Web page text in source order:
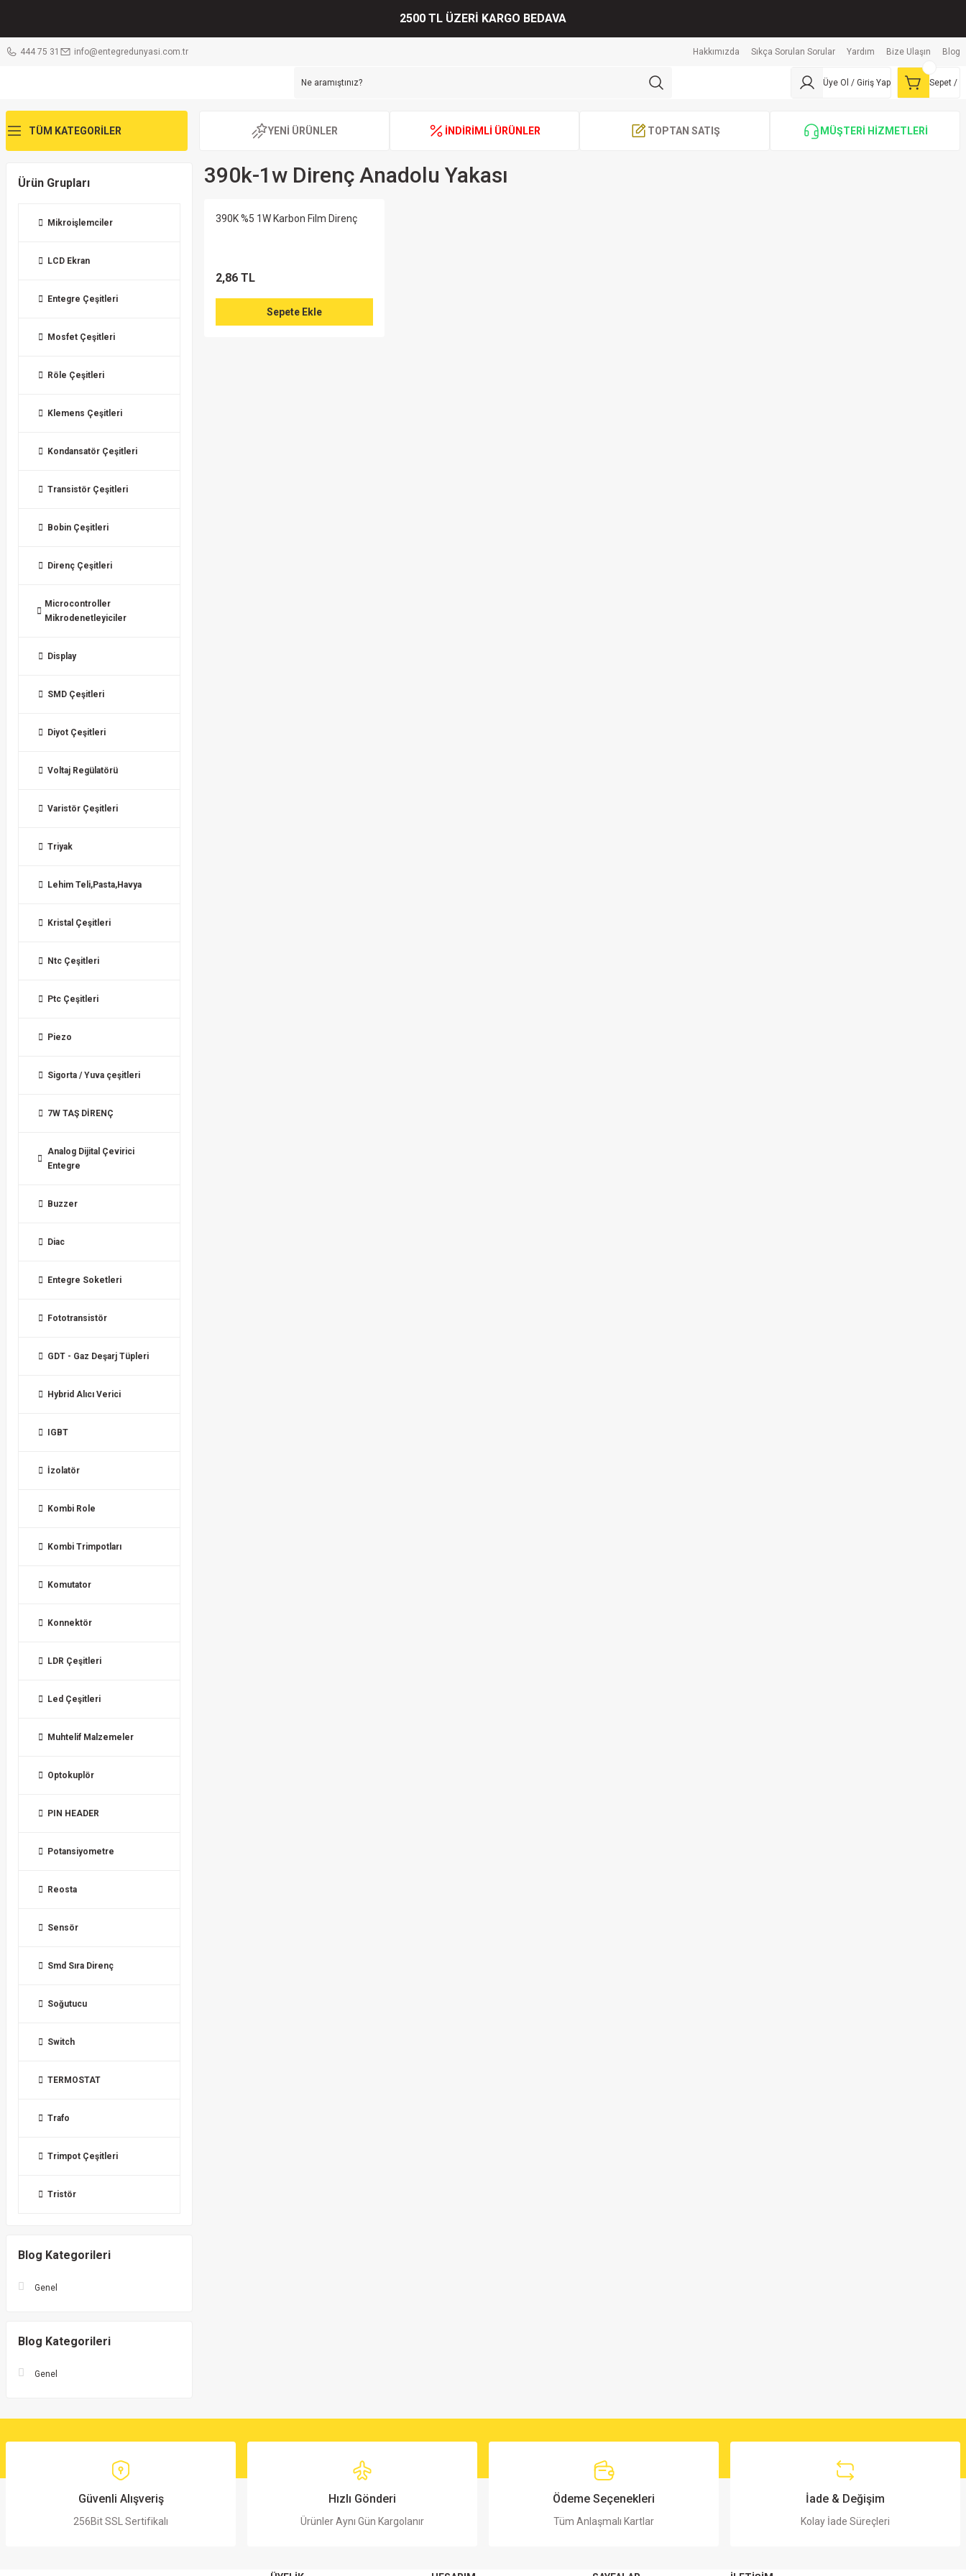
2500 TL ÜZERİ KARGO BEDAVA
444 75 31 info@entegredunyasi.com.tr Hakkımızda Sıkça Sorulan Sorular Yardım Bize Ulaşın Blog
Üye Ol / Giriş Yap Sepet /
TÜM KATEGORİLER YENİ ÜRÜNLER İNDİRİMLİ ÜRÜNLER TOPTAN SATIŞ MÜŞTERİ HİZMETLERİ
Ürün Grupları
Mikroişlemciler
LCD Ekran
Entegre Çeşitleri
Mosfet Çeşitleri
Röle Çeşitleri
Klemens Çeşitleri
Kondansatör Çeşitleri
Transistör Çeşitleri
Bobin Çeşitleri
Direnç Çeşitleri
Microcontroller
Mikrodenetleyiciler
Display
SMD Çeşitleri
Diyot Çeşitleri
Voltaj Regülatörü
Varistör Çeşitleri
Triyak
Lehim Teli,Pasta,Havya
Kristal Çeşitleri
Ntc Çeşitleri
Ptc Çeşitleri
Piezo
Sigorta / Yuva çeşitleri
7W TAŞ DİRENÇ
Analog Dijital Çevirici
Entegre
Buzzer
Diac
Entegre Soketleri
Fototransistör
GDT - Gaz Deşarj Tüpleri
Hybrid Alıcı Verici
IGBT
İzolatör
Kombi Role
Kombi Trimpotları
Komutator
Konnektör
LDR Çeşitleri
Led Çeşitleri
Muhtelif Malzemeler
Optokuplör
PIN HEADER
Potansiyometre
Reosta
Sensör
Smd Sıra Direnç
Soğutucu
Switch
TERMOSTAT
Trafo
Trimpot Çeşitleri
Tristör
Blog Kategorileri
Genel
Blog Kategorileri
Genel
390k-1w Direnç Anadolu Yakası
390K %5 1W Karbon Film Direnç
2,86 TL
Sepete Ekle
Güvenli Alışveriş
256Bit SSL Sertifikalı
Hızlı Gönderi
Ürünler Aynı Gün Kargolanır
Ödeme Seçenekleri
Tüm Anlaşmalı Kartlar
İade & Değişim
Kolay İade Süreçleri